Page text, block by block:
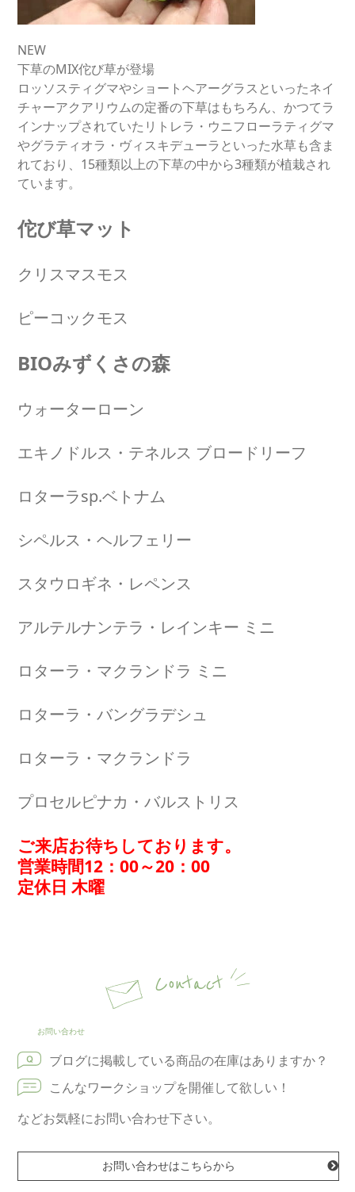
NEW
下草のMIX佗び草が登場
ロッソスティグマやショートヘアーグラスといったネイ
チャーアクアリウムの定番の下草はもちろん、かつてラ
インナップされていたリトレラ・ウニフローラティグマ
やグラティオラ・ヴィスキデューラといった水草も含ま
れており、15種類以上の下草の中から3種類が植栽され
ています。
佗び草マット
クリスマスモス
ピーコックモス
BIOみずくさの森
ウォーターローン
エキノドルス・テネルス ブロードリーフ
ロターラsp.ベトナム
シペルス・ヘルフェリー
スタウロギネ・レペンス
アルテルナンテラ・レインキー ミニ
ロターラ・マクランドラ ミニ
ロターラ・バングラデシュ
ロターラ・マクランドラ
プロセルピナカ・バルストリス
ご来店お待ちしております。
営業時間12：00～20：00
定休日 木曜
Contact
お問い合わせ
ブログに掲載している商品の在庫はありますか？
こんなワークショップを開催して欲しい！
などお気軽にお問い合わせ下さい。
お問い合わせはこちらから